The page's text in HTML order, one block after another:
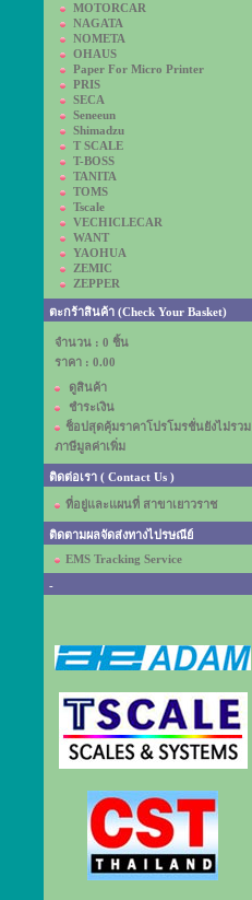
MOTORCAR
NAGATA
NOMETA
OHAUS
Paper For Micro Printer
PRIS
SECA
Seneeun
Shimadzu
T SCALE
T-BOSS
TANITA
TOMS
Tscale
VECHICLECAR
WANT
YAOHUA
ZEMIC
ZEPPER
ตะกร้าสินค้า (Check Your Basket)
จำนวน : 0 ชิ้น
ราคา : 0.00
ดูสินค้า
ชำระเงิน
ช็อปสุดคุ้มราคาโปรโมรชั่นยังไม่รวม
ภาษีมูลค่าเพิ่ม
ติดต่อเรา ( Contact Us )
ที่อยู่และแผนที่ สาขาเยาวราช
ติดตามผลจัดส่งทางไปรษณีย์
EMS Tracking Service
-